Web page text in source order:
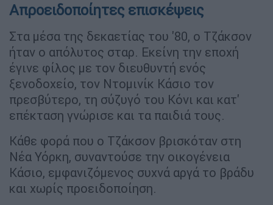
Απροειδοποίητες επισκέψεις
Στα μέσα της δεκαετίας του '80, ο Τζάκσον
ήταν ο απόλυτος σταρ. Εκείνη την εποχή
έγινε φίλος με τον διευθυντή ενός
ξενοδοχείο, τον Ντομινίκ Κάσιο τον
πρεσβύτερο, τη σύζυγό του Κόνι και κατ'
επέκταση γνώρισε και τα παιδιά τους.
Κάθε φορά που ο Τζάκσον βρισκόταν στη
Νέα Υόρκη, συναντούσε την οικογένεια
Κάσιο, εμφανιζόμενος συχνά αργά το βράδυ
και χωρίς προειδοποίηση.